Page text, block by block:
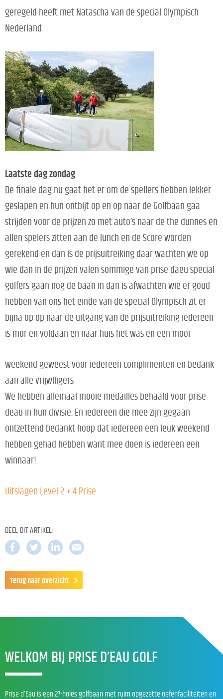
geregeld heeft met Natascha van de special Olympisch
Nederland
Laatste dag zondag
De finale dag nu gaat het er om de spellers hebben lekker
geslapen en hun ontbijt op en op naar de Golfbaan gaa
strijden voor de prijzen zo met auto’s naar de the dunnes en
allen spelers zitten aan de lunch en de Score worden
gerekend en dan is de prijsuitreiking daar wachten we op
wie dan in de prijzen valen sommige van prise daeu special
golfers gaan nog de baan in dan is afwachten wie er goud
hebben van ons het einde van de special Olympisch zit er
bijna op op naar de uitgang van de prijsuitreiking iedereen
is mor en voldaan en naar huis het was en een mooi
weekend geweest voor iedereen complimenten en bedank
aan alle vrijwlligers
We hebben allemaal mooie medailles behaald voor prise
deau in hun divisie. En iedereen die mee zijn gegaan
ontzettend bedankt hoop dat iedereen een leuk weekend
hebben gehad hebben want mee doen is iedereen een
winnaar!
Uitslagen Level 2 + 4 Prise
DEEL DIT ARTIKEL:
Terug naar overzicht
WELKOM BIJ PRISE D’EAU GOLF
Prise d’Eau is een 27-holes golfbaan met ruim opgezette oefenfaciliteiten en